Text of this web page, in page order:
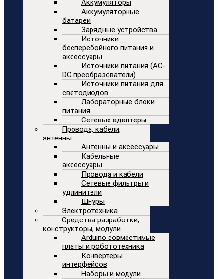
Аккумуляторы
Аккумуляторные
батареи
Зарядные устройства
Источники
бесперебойного питания и
аксессуары
Источники питания (AC-
DC преобразователи)
Источники питания для
светодиодов
Лабораторные блоки
питания
Сетевые адаптеры
Провода, кабели,
антенны
Антенны и аксессуары
Кабельные
аксессуары
Провода и кабели
Сетевые фильтры и
удлинители
Шнуры
Электротехника
Средства разработки,
конструкторы, модули
Arduino совместимые
платы и робототехника
Конвертеры
интерфейсов
Наборы и модули